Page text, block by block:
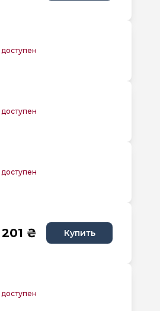
201 ₴ Купить